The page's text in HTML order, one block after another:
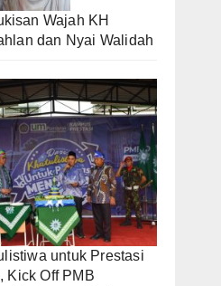
Wajah KH
dan Nyai Walidah
untuk Prestasi
Kick Off PMB